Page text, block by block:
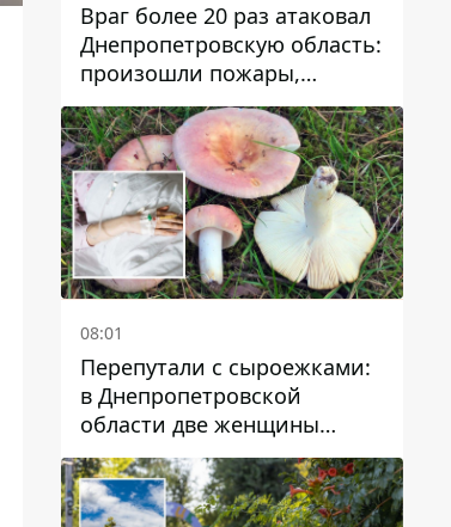
Враг более 20 раз атаковал
Днепропетровскую область:
произошли пожары,
повреждены дома,
инфраструктура и авто
08:01
Перепутали с сыроежками:
в Днепропетровской
области две женщины
отравились грибами